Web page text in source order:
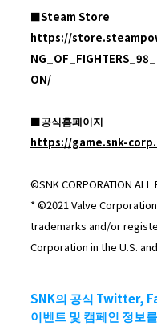
■Steam Store
https://
ON/
■공식홈페이지
https://game.snk-
©SNK CORPORATION ALL
* ©2021 Valve
trademarks and/or
Corporation in the U.S.
SNK의 공식 Twitter,
이벤트 및 캠페인 정보